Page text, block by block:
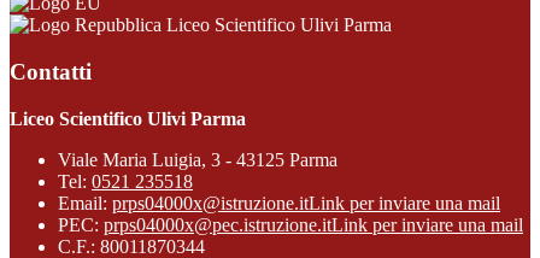
Liceo Scientifico Ulivi Parma
Contatti
Liceo Scientifico Ulivi Parma
Viale Maria Luigia, 3 - 43125 Parma
Tel: 0521 235518
Email: prps04000x@istruzione.itLink per inviare una mail
PEC: prps04000x@pec.istruzione.itLink per inviare una mail
C.F.: 80011870344